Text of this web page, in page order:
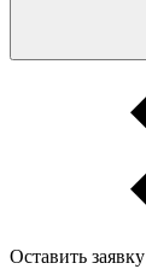
Оставить заявку